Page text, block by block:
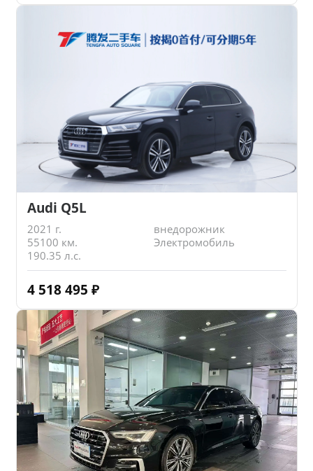
Audi Q5L
2021 г.
внедорожник
55100 км.
Электромобиль
190.35 л.с.
4 518 495 ₽